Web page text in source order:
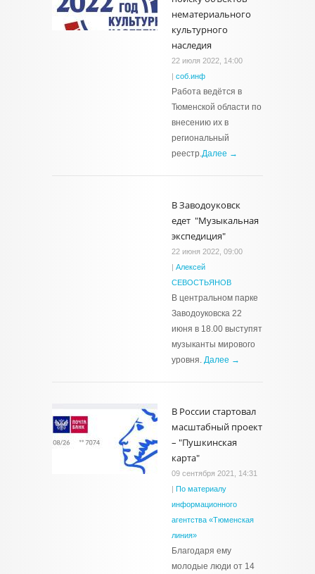
нематериального
культурного
наследия
22 июля 2022, 14:00
| соб.инф
Работа ведётся в
Тюменской области по
внесению их в
региональный
реестр.Далее →
В Заводоуковск
едет "Музыкальная
экспедиция"
22 июня 2022, 09:00
| Алексей
СЕВОСТЬЯНОВ
В центральном парке
Заводоуковска 22
июня в 18.00 выступят
музыканты мирового
уровня. Далее →
В России стартовал
масштабный проект
– "Пушкинская
карта"
09 сентября 2021, 14:31
| По материалу
информационного
агентства «Тюменская
линия»
Благодаря ему
молодые люди от 14